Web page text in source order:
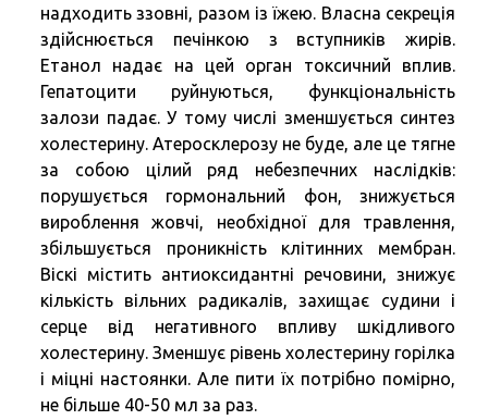
надходить ззовні, разом із їжею. Власна секреція
здійснюється печінкою з вступників жирів.
Етанол надає на цей орган токсичний вплив.
Гепатоцити руйнуються, функціональність
залози падає. У тому числі зменшується синтез
холестерину. Атеросклерозу не буде, але це тягне
за собою цілий ряд небезпечних наслідків:
порушується гормональний фон, знижується
вироблення жовчі, необхідної для травлення,
збільшується проникність клітинних мембран.
Віскі містить антиоксидантні речовини, знижує
кількість вільних радикалів, захищає судини і
серце від негативного впливу шкідливого
холестерину. Зменшує рівень холестерину горілка
і міцні настоянки. Але пити їх потрібно помірно,
не більше 40-50 мл за раз.